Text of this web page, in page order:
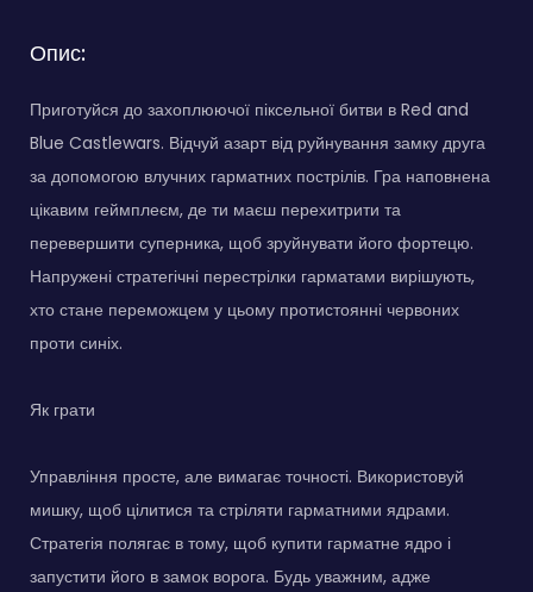
Опис:
Приготуйся до захоплюючої піксельної битви в Red and
Blue Castlewars. Відчуй азарт від руйнування замку друга
за допомогою влучних гарматних пострілів. Гра наповнена
цікавим геймплеєм, де ти маєш перехитрити та
перевершити суперника, щоб зруйнувати його фортецю.
Напружені стратегічні перестрілки гарматами вирішують,
хто стане переможцем у цьому протистоянні червоних
проти синіх.
Як грати
Управління просте, але вимагає точності. Використовуй
мишку, щоб цілитися та стріляти гарматними ядрами.
Стратегія полягає в тому, щоб купити гарматне ядро і
запустити його в замок ворога. Будь уважним, адже